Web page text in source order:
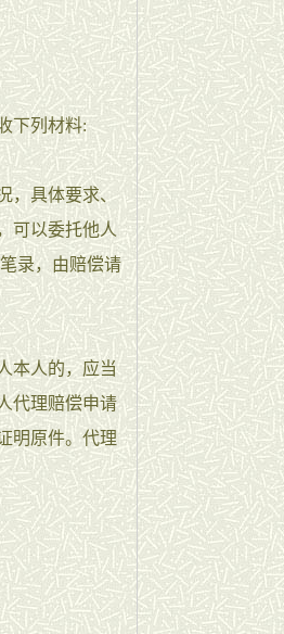
下列材料:
，具体要求、
可以委托他人
录，由赔偿请
本人的，应当
代理赔偿申请
明原件。代理